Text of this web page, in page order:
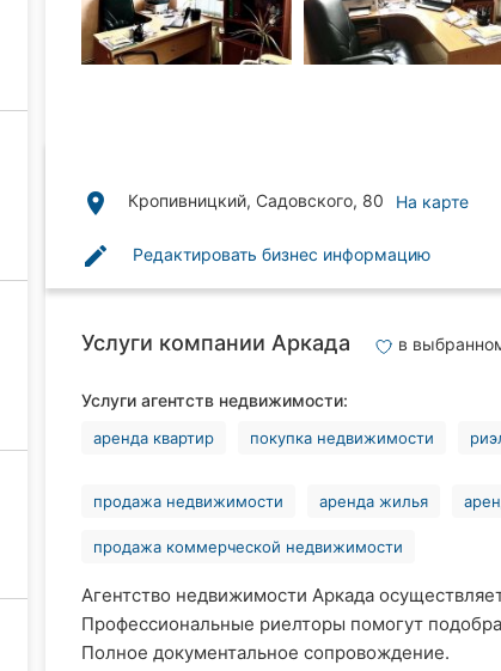
place Кропивницкий, Садовского, 80 На карте
edit Редактировать бизнес информацию
Услуги компании Аркада в
Услуги агентств недвижимости:
аренда квартир покупка недвижимости
продажа недвижимости аренда жилья
продажа коммерческой недвижимости
Агентство недвижимости Аркада
Профессиональные риелторы помогут
Полное документальное сопровождение.